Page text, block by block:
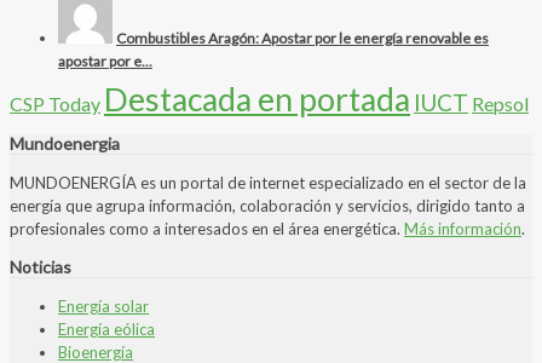
Combustibles Aragón: Apostar por le energía renovable es
apostar por e...
CSP Today Destacada en portada IUCT Repsol
Mundoenergia
MUNDOENERGÍA es un portal de internet especializado en el sector de la
energía que agrupa información, colaboración y servicios, dirigido tanto a
profesionales como a interesados en el área energética. Más información.
Noticias
Energía solar
Energía eólica
Bioenergía